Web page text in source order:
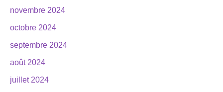
novembre 2024
octobre 2024
septembre 2024
août 2024
juillet 2024